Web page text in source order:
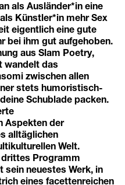
als Ausländer*in eine
Künstler*in mehr Sex
eigentlich eine gute
bei ihm gut aufgehoben.
aus Slam Poetry,
wandelt das
zwischen allen
stets humoristisch-
Schublade packen.
Aspekten der
alltäglichen
Welt.
Programm
sein neuestes Werk, in
eines facettenreichen